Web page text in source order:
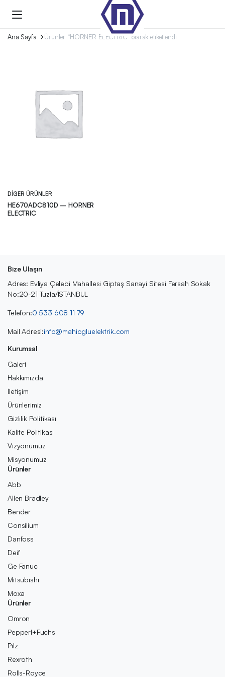
Ana Sayfa Ürünler “HORNER ELECTRIC” olarak etiketlendi
DIGER ÜRÜNLER
HE670ADC810D – HORNER
ELECTRIC
Bize Ulaşın
Adres: Evliya Çelebi Mahallesi Giptaş Sanayi Sitesi Fersah Sokak
No:20-21 Tuzla/İSTANBUL
Telefon:0 533 608 11 79
Mail Adresi:info@mahiogluelektrik.com
Kurumsal
Galeri
Hakkımızda
İletişim
Ürünlerimiz
Gizlilik Politikası
Kalite Politikası
Vizyonumuz
Misyonumuz
Ürünler
Abb
Allen Bradley
Bender
Consilium
Danfoss
Deif
Ge Fanuc
Mitsubishi
Moxa
Ürünler
Omron
Pepperl+Fuchs
Pilz
Rexroth
Rolls-Royce